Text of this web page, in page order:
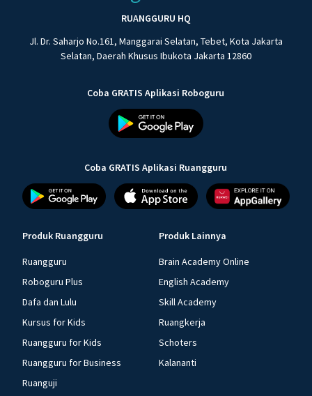
RUANGGURU HQ
Jl. Dr. Saharjo No.161, Manggarai Selatan, Tebet, Kota Jakarta
Selatan, Daerah Khusus Ibukota Jakarta 12860
Coba GRATIS Aplikasi Roboguru
Coba GRATIS Aplikasi Ruangguru
Produk Ruangguru
Ruangguru
Roboguru Plus
Dafa dan Lulu
Kursus for Kids
Ruangguru for Kids
Ruangguru for Business
Ruanguji
Produk Lainnya
Brain Academy Online
English Academy
Skill Academy
Ruangkerja
Schoters
Kalananti